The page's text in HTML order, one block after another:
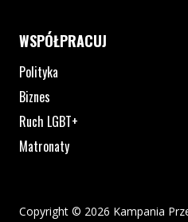
WSPÓŁPRACUJ
Polityka
Biznes
Ruch LGBT+
Matronaty
Copyright © 2026 Kampania